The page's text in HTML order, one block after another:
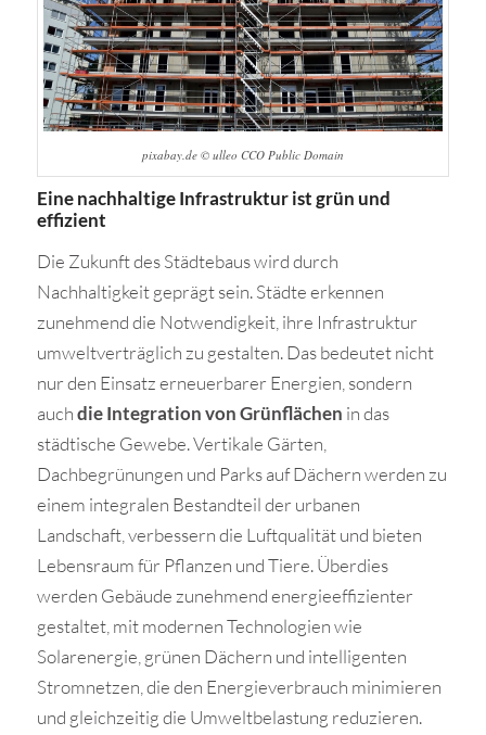
pixabay.de © ulleo CCO Public Domain
​Eine nachhaltige Infrastruktur ist grün und
effizient
Die Zukunft des Städtebaus wird durch
Nachhaltigkeit geprägt sein. Städte erkennen
zunehmend die Notwendigkeit, ihre Infrastruktur
umweltverträglich zu gestalten. Das bedeutet nicht
nur den Einsatz erneuerbarer Energien, sondern
auchdie Integration von Grünflächen in das
städtische Gewebe. Vertikale Gärten,
Dachbegrünungen und Parks auf Dächern werden zu
einem integralen Bestandteil der urbanen
Landschaft, verbessern die Luftqualität und bieten
Lebensraum für Pflanzen und Tiere. Überdies
werden Gebäude zunehmend energieeffizienter
gestaltet, mit modernen Technologien wie
Solarenergie, grünen Dächern und intelligenten
Stromnetzen, die den Energieverbrauch minimieren
und gleichzeitig die Umweltbelastung reduzieren.